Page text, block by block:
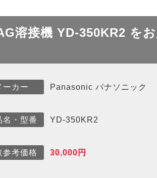
溶接機 YD-350KR2 を
ーカー Panasonic パナソニック
名・型番 YD-350KR2
参考価格 30,000円